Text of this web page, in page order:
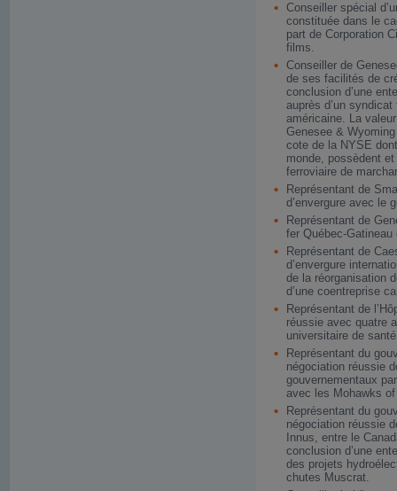
Conseiller spécial
constituée dans le
part de Corporation
films.
Conseiller de
de ses facilités de
conclusion d’une
auprès d’un
américaine. La
Genesee &
cote de la NYSE
monde, possèdent
ferroviaire de
Représentant de
d’envergure avec le
Représentant de
fer Québec-Gatineau
Représentant de
d’envergure
de la réorganisation
d’une coentreprise
Représentant de
réussie avec quatre
universitaire de
Représentant du
négociation réussie
gouvernementaux
avec les Mohawks
Représentant du
négociation réussie
Innus, entre le
conclusion d’une
des projets
chutes Muscrat.